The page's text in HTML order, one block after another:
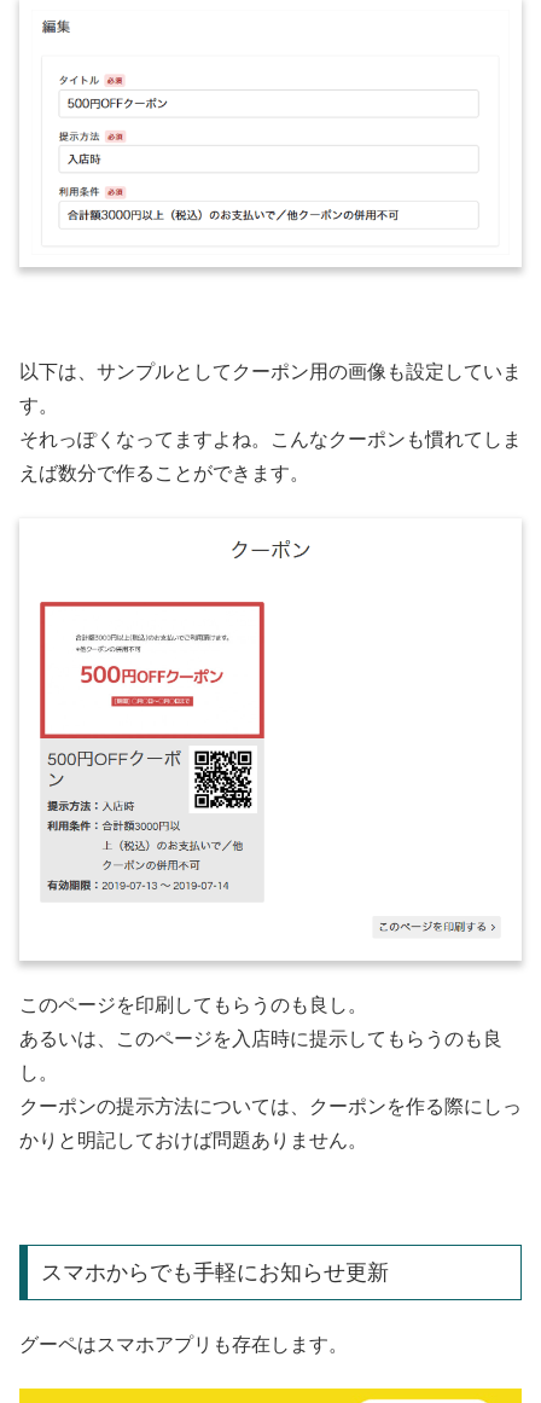
以下は、サンプルとしてクーポン用の画像も設定していま
す。
それっぽくなってますよね。こんなクーポンも慣れてしま
えば数分で作ることができます。
このページを印刷してもらうのも良し。
あるいは、このページを入店時に提示してもらうのも良
し。
クーポンの提示方法については、クーポンを作る際にしっ
かりと明記しておけば問題ありません。
スマホからでも手軽にお知らせ更新
グーペはスマホアプリも存在します。